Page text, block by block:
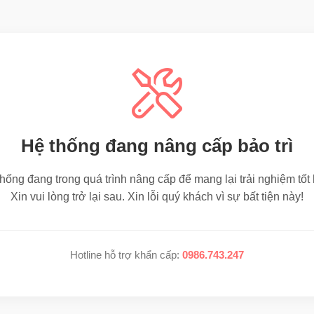
Hệ thống đang nâng cấp bảo trì
đang trong quá trình nâng cấp để mang lại trải nghiệm tốt
Xin vui lòng trở lại sau. Xin lỗi quý khách vì sự bất tiện này!
Hotline hỗ trợ khẩn cấp: 0986.743.247